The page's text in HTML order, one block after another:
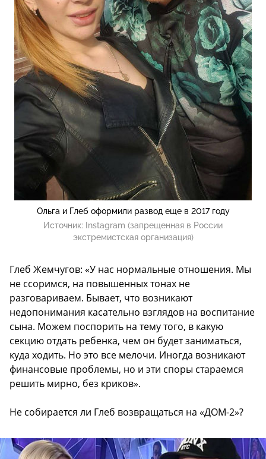
Ольга и Глеб оформили развод еще в 2017 году
Источник:
Instagram (запрещенная в России
экстремистская организация)
Глеб Жемчугов: «У нас нормальные отношения. Мы
не ссоримся, на повышенных тонах не
разговариваем. Бывает, что возникают
недопонимания касательно взглядов на воспитание
сына. Можем поспорить на тему того, в какую
секцию отдать ребенка, чем он будет заниматься,
куда ходить. Но это все мелочи. Иногда возникают
финансовые проблемы, но и эти споры стараемся
решить мирно, без криков».
Не собирается ли Глеб возвращаться на «ДОМ-2»?